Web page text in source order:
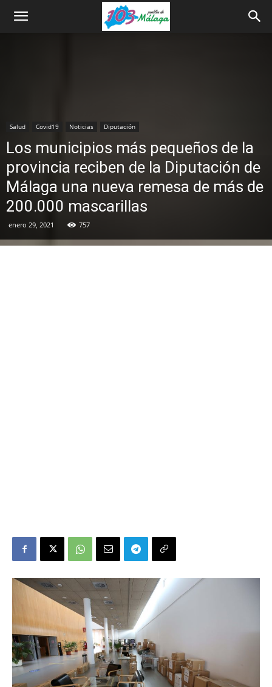
Salud Covid19 Noticias Diputación
Los municipios más pequeños de la
provincia reciben de la Diputación de
Málaga una nueva remesa de más de
200.000 mascarillas
enero 29, 2021 757